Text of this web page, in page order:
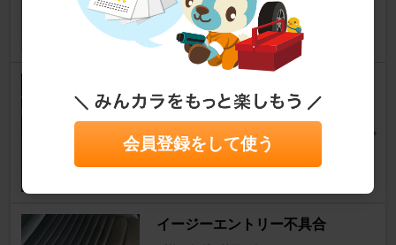
12 0
パサートヴァリアント [B8]
mayuta1082さん
8
0
イージーエントリー不具合
会員登録をして使う